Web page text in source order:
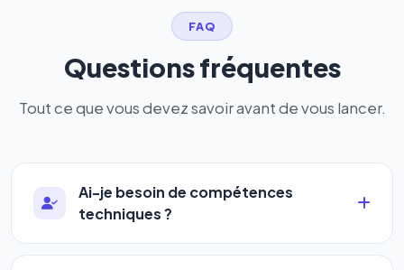
FAQ
Questions fréquentes
Tout ce que vous devez savoir avant de vous lancer.
Ai-je besoin de compétences
techniques ?
Absolument pas. Notre logiciel a été conçu pour